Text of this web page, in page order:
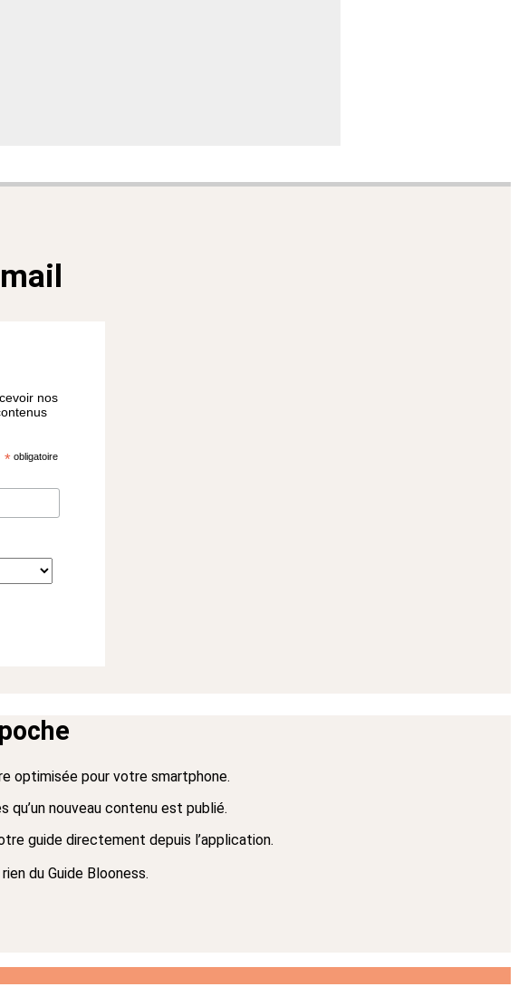
nos
*obligatoire
optimisée pour votre smartphone.
nouveau contenu est publié.
guide directement depuis l’application.
du Guide Blooness.